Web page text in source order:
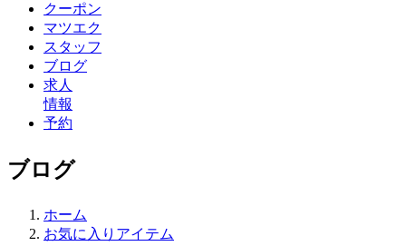
クーポン
マツエク
スタッフ
ブログ
求人
情報
予約
ブログ
ホーム
お気に入りアイテム